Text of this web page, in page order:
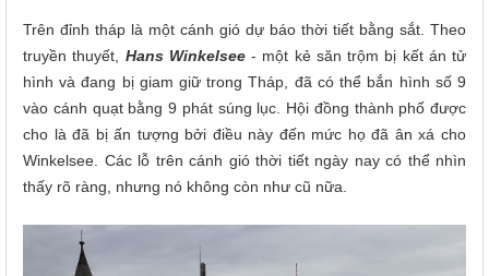
Trên đỉnh tháp là một cánh gió dự báo thời tiết bằng sắt. Theo
truyền thuyết, Hans Winkelsee- một kẻ săn trộm bị kết án tử
hình và đang bị giam giữ trong Tháp, đã có thể bắn hình số 9
vào cánh quạt bằng 9 phát súng lục. Hội đồng thành phố được
cho là đã bị ấn tượng bởi điều này đến mức họ đã ân xá cho
Winkelsee. Các lỗ trên cánh gió thời tiết ngày nay có thể nhìn
thấy rõ ràng, nhưng nó không còn như cũ nữa.